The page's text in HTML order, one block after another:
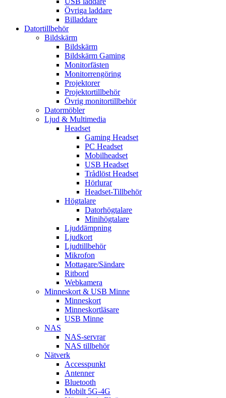
Övriga laddare
Billaddare
Datortillbehör
Bildskärm
Bildskärm
Bildskärm Gaming
Monitorfästen
Monitorrengöring
Projektorer
Projektortillbehör
Övrig monitortillbehör
Datormöbler
Ljud & Multimedia
Headset
Gaming Headset
PC Headset
Mobilheadset
USB Headset
Trådlöst Headset
Hörlurar
Headset-Tillbehör
Högtalare
Datorhögtalare
Minihögtalare
Ljuddämpning
Ljudkort
Ljudtillbehör
Mikrofon
Mottagare/Sändare
Ritbord
Webkamera
Minneskort & USB Minne
Minneskort
Minneskortläsare
USB Minne
NAS
NAS-servrar
NAS tillbehör
Nätverk
Accesspunkt
Antenner
Bluetooth
Mobilt 5G-4G